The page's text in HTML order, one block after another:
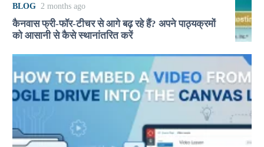
BLOG 2 months ago
कैनवास फ्री-फॉर-टीचर से आगे बढ़ रहे हैं? अपने पाठ्यक्रमों
को आसानी से कैसे स्थानांतरित करें